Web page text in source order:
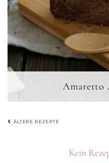
Amaretto
ÄLTERE REZEPTE
Kein